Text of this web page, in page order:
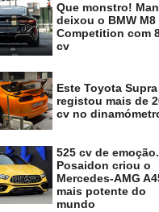
Que monstro!
deixou o BMW M8
Competition com
cv
Este Toyota Supra
registou mais de
cv no
525 cv de emoção.
Posaidon criou o
Mercedes-AMG
mais potente do
mundo